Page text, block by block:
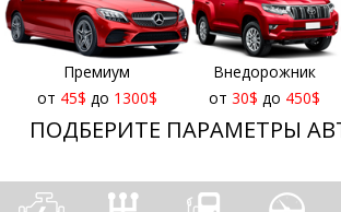
Премиум
от 45$ до 1300$
Внедорожник
от30$ до 450$
ПОДБЕРИТЕ ПАРАМЕТРЫ